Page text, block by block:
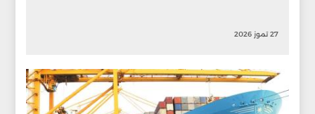
27 تموز 2026